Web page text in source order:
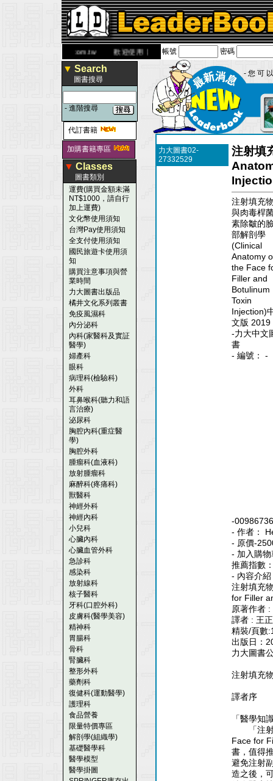
歡迎使用 國民旅遊卡！！
帳號 密碼
▼ Search
圖書搜尋
- 進階搜尋
代訂書籍
加購書籍專區
▼ Classes
圖書類別
運費(購買金額未滿
NT$1000，請自行
加上運費)
文化幣使用須知
台灣Pay使用須知
全支付使用須知
國民旅遊卡使用須
知
購買注意事項與營
業時間
力大圖書出版品
橘井文化系列叢書
免疫風濕科
內分泌科
內科(家醫科及實証
醫學)
婦產科
眼科
病理科(檢驗科)
外科
耳鼻喉科(聽力和語
言治療)
泌尿科
胸腔內科(重症醫
學)
胸腔外科
腫瘤科(血液科)
放射腫瘤科
麻醉科(疼痛科)
獸醫科
神經外科
神經內科
小兒科
心臟內科
心臟血管外科
急診科
感染科
放射線科
核子醫科
牙科(口腔外科)
皮膚科(醫學美容)
精神科
胃腸科
骨科
腎臟科
整形外科
藥劑科
復健科(運動醫學)
護理科
食品營養
限量特價專區
解剖學(組織學)
基礎醫學科
醫學模型
醫學掛圖
- 您 可 以
力大圖書02-
27332529
注射填
注射填充
與肉毒桿
素除皺的
部解剖學
(Clinical
Anatomy
the Face
Filler and
Botulinum
Toxin
Injection)
文版 2019
-力大中文
書
- 編號： -
-
- 作者：
- 原價-
- 加入購
推薦指數
- 內容介紹
注射填充
for Filler
原著作者
譯者 : 王
精裝/頁數
出版日：
力大圖書
注射填充
譯者序
「醫學知
「注射
Face for
書，值得
避免注射
造之後，